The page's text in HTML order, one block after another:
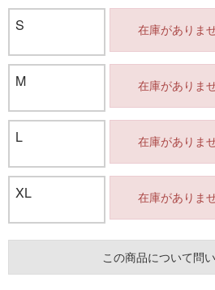
S 在庫がありま
M 在庫がありま
L 在庫がありま
XL 在庫がありま
この商品について問